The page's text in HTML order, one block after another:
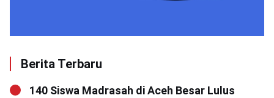
Berita Terbaru
140 Siswa Madrasah di Aceh Besar Lulus